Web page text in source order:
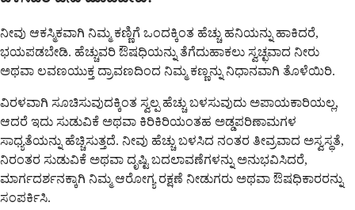
ನೀವು ಆಕಸ್ಮಿಕವಾಗಿ ನಿಮ್ಮ ಕಣ್ಣಿಗೆ ಒಂದಕ್ಕಿಂತ ಹೆಚ್ಚು ಹನಿಯನ್ನು ಹಾಕಿದರೆ,
ಭಯಪಡಬೇಡಿ. ಹೆಚ್ಚುವರಿ ಔಷಧಿಯನ್ನು ತೆಗೆದುಹಾಕಲು ಸ್ವಚ್ಛವಾದ ನೀರು
ಅಥವಾ ಲವಣಯುಕ್ತ ದ್ರಾವಣದಿಂದ ನಿಮ್ಮ ಕಣ್ಣನ್ನು ನಿಧಾನವಾಗಿ ತೊಳೆಯಿರಿ.
ವಿರಳವಾಗಿ ಸೂಚಿಸುವುದಕ್ಕಿಂತ ಸ್ವಲ್ಪ ಹೆಚ್ಚು ಬಳಸುವುದು ಅಪಾಯಕಾರಿಯಲ್ಲ,
ಆದರೆ ಇದು ಸುಡುವಿಕೆ ಅಥವಾ ಕಿರಿಕಿರಿಯಂತಹ ಅಡ್ಡಪರಿಣಾಮಗಳ
ಸಾಧ್ಯತೆಯನ್ನು ಹೆಚ್ಚಿಸುತ್ತದೆ. ನೀವು ಹೆಚ್ಚು ಬಳಸಿದ ನಂತರ ತೀವ್ರವಾದ ಅಸ್ವಸ್ಥತೆ,
ನಿರಂತರ ಸುಡುವಿಕೆ ಅಥವಾ ದೃಷ್ಟಿ ಬದಲಾವಣೆಗಳನ್ನು ಅನುಭವಿಸಿದರೆ,
ಮಾರ್ಗದರ್ಶನಕ್ಕಾಗಿ ನಿಮ್ಮ ಆರೋಗ್ಯ ರಕ್ಷಣೆ ನೀಡುಗರು ಅಥವಾ ಔಷಧಿಕಾರರನ್ನು
ಸಂಪರ್ಕಿಸಿ.